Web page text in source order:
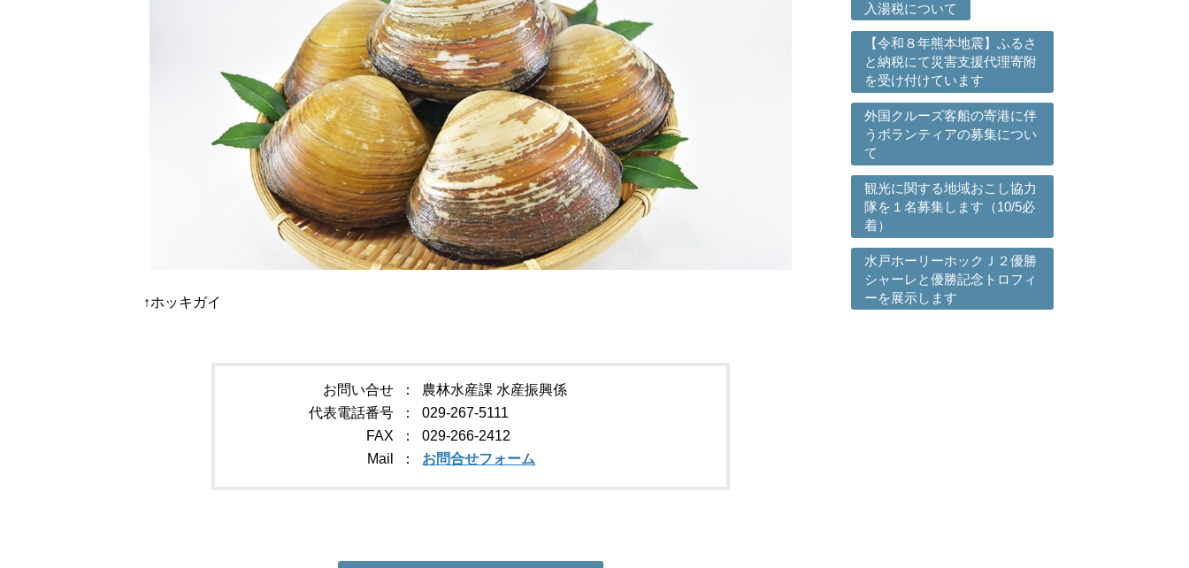
↑ホッキガイ
お問い合せ
農林水産課 水産振興係
代表電話番号
029-267-5111
FAX
029-266-2412
Mail
お問合せフォーム
入湯税について
【令和８年熊本地震】ふるさ
と納税にて災害支援代理寄附
を受け付けています
外国クルーズ客船の寄港に伴
うボランティアの募集につい
て
観光に関する地域おこし協力
隊を１名募集します（10/5必
着）
水戸ホーリーホックＪ２優勝
シャーレと優勝記念トロフィ
ーを展示します